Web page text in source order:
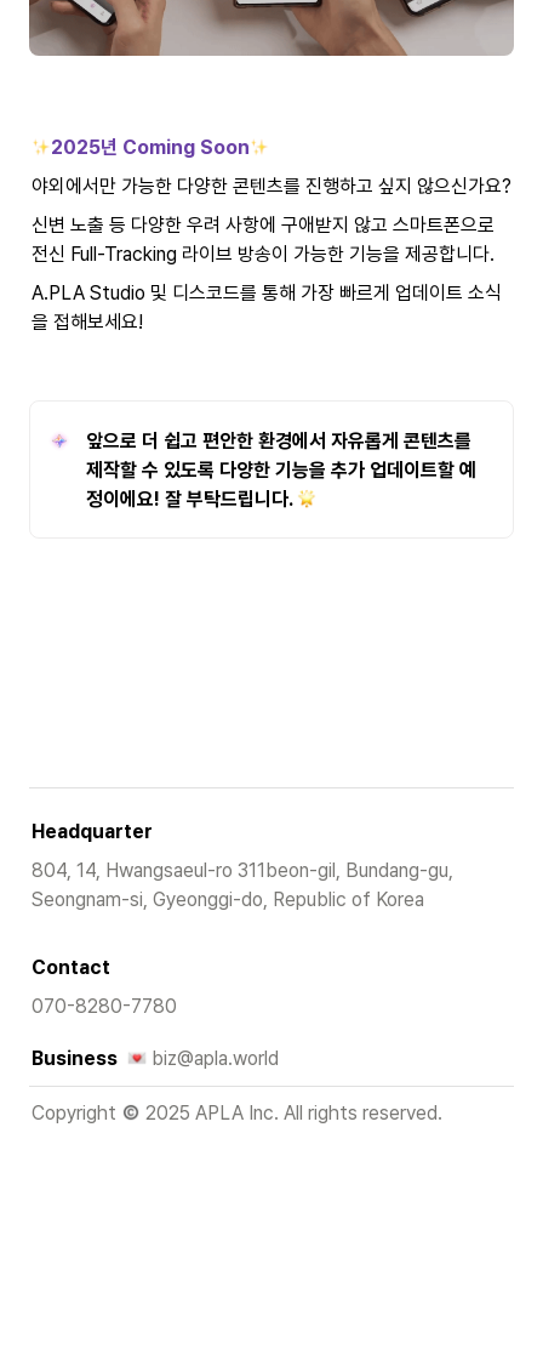
2025년 Coming Soon
야외에서만 가능한 다양한 콘텐츠를 진행하고 싶지 않으신가요?
신변 노출 등 다양한 우려 사항에 구애받지 않고 스마트폰으로
전신 Full-Tracking 라이브 방송이 가능한 기능을 제공합니다.
A.PLA Studio 및 디스코드를 통해 가장 빠르게 업데이트 소식
을 접해보세요!
앞으로 더 쉽고 편안한 환경에서 자유롭게 콘텐츠를
제작할 수 있도록 다양한 기능을 추가 업데이트할 예
정이에요! 잘 부탁드립니다.
Headquarter
804, 14, Hwangsaeul-ro 311beon-gil, Bundang-gu,
Seongnam-si, Gyeonggi-do, Republic of Korea
Contact
070-8280-7780
Business biz@apla.world
Copyright 2025 APLA Inc. All rights reserved.